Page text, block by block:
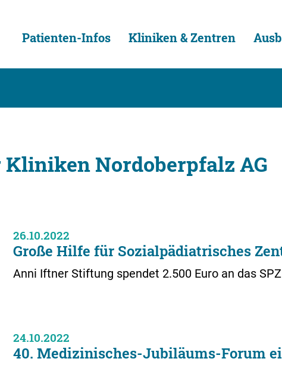
Patienten-Infos Kliniken & Zentren
Nordoberpfalz AG
26.10.2022
Große Hilfe für Sozialpädiatrisches
Anni Iftner Stiftung spendet 2.500 Euro an das
24.10.2022
40. Medizinisches-Jubiläums-Forum